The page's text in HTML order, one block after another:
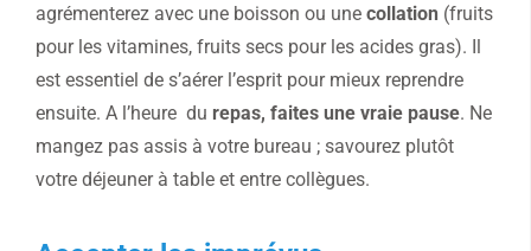
agrémenterez avec une boisson ou une collation (fruits
pour les vitamines, fruits secs pour les acides gras). Il
est essentiel de s’aérer l’esprit pour mieux reprendre
ensuite. A l’heure du repas, faites une vraie pause. Ne
mangez pas assis à votre bureau ; savourez plutôt
votre déjeuner à table et entre collègues.